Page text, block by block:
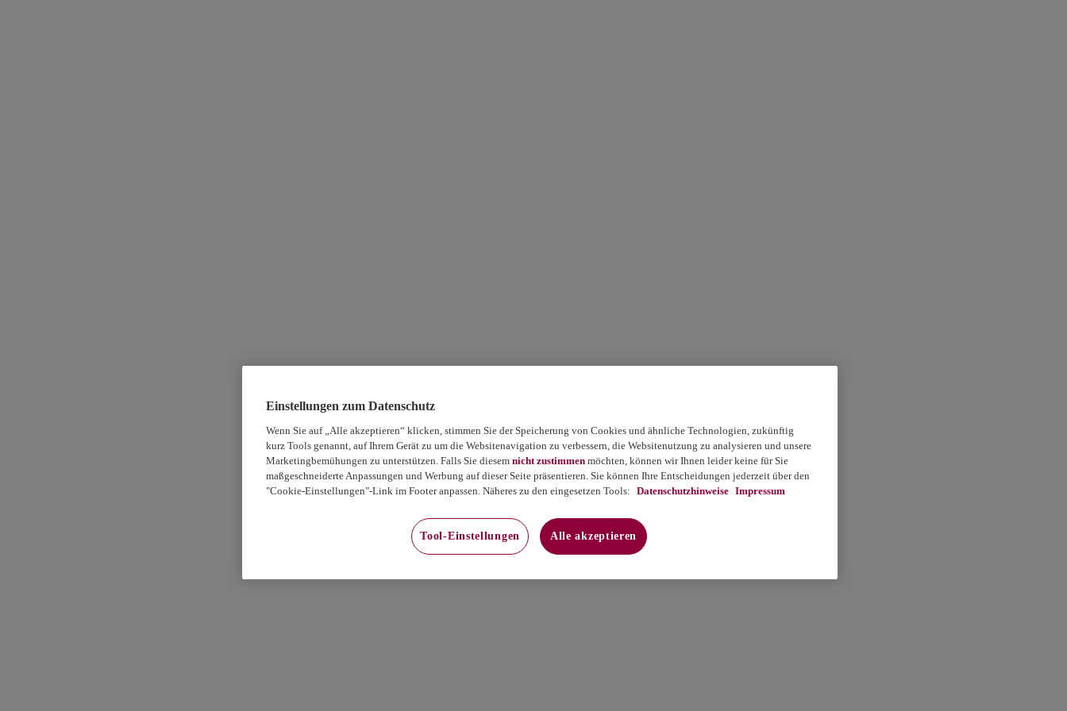
Einstellungen zum Datenschutz
Wenn Sie auf „Alle akzeptieren“ klicken, stimmen Sie der Speicherung von Cookies und ähnliche Technologien, zukünftig
kurz Tools genannt, auf Ihrem Gerät zu um die Websitenavigation zu verbessern, die Websitenutzung zu analysieren und unsere
Marketingbemühungen zu unterstützen. Falls Sie diesem nicht zustimmen möchten, können wir Ihnen leider keine für Sie
maßgeschneiderte Anpassungen und Werbung auf dieser Seite präsentieren. Sie können Ihre Entscheidungen jederzeit über den
"Cookie-Einstellungen"-Link im Footer anpassen. Näheres zu den eingesetzen Tools: Datenschutzhinweise Impressum
Tool-Einstellungen Alle akzeptieren